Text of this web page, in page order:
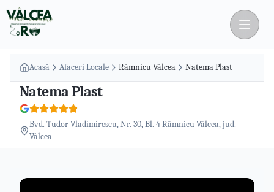
Acasă Afaceri Locale Râmnicu Vâlcea Natema Plast
Natema Plast
Bvd. Tudor Vladimirescu, Nr. 30, Bl. 4 Râmnicu Vâlcea, jud.
Vâlcea